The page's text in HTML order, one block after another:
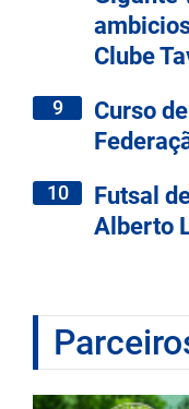
Clube
9
Curso
10
Futsal
Alberto